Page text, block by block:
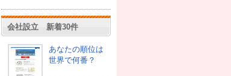
会社設立 新着30件
あなたの順位は
世界で何番？